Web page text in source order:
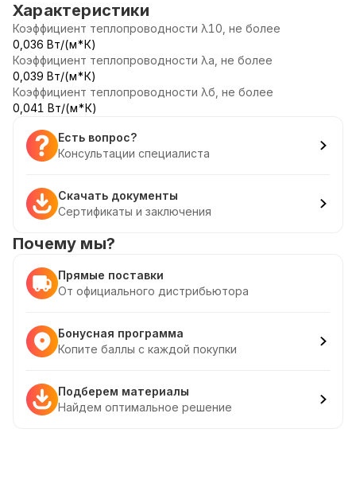
Характеристики
Коэффициент теплопроводности λ10, не более
0,036 Вт/(м*К)
Коэффициент теплопроводности λа, не более
0,039 Вт/(м*К)
Коэффициент теплопроводности λб, не более
0,041 Вт/(м*К)
Есть вопрос?
Консультации специалиста
Скачать документы
Сертификаты и заключения
Почему мы?
Прямые поставки
От официального дистрибьютора
Бонусная программа
Копите баллы с каждой покупки
Подберем материалы
Найдем оптимальное решение